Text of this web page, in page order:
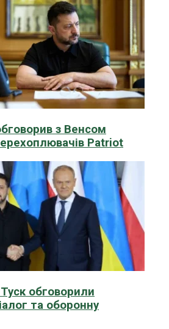
з Венсом
Patriot
обговорили
та оборонну